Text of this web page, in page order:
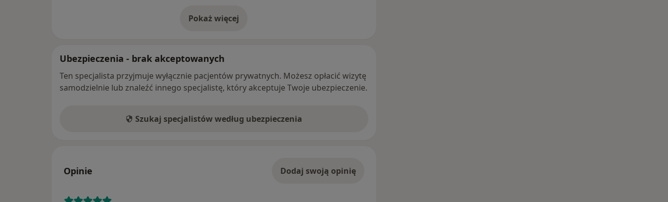
Pokaż więcej
o adresie
Ubezpieczenia - brak akceptowanych
Ten specjalista przyjmuje wyłącznie pacjentów prywatnych. Możesz opłacić wizytę
samodzielnie lub znaleźć innego specjalistę, który akceptuje Twoje ubezpieczenie.
Szukaj specjalistów według ubezpieczenia
Opinie Dodaj swoją opinię